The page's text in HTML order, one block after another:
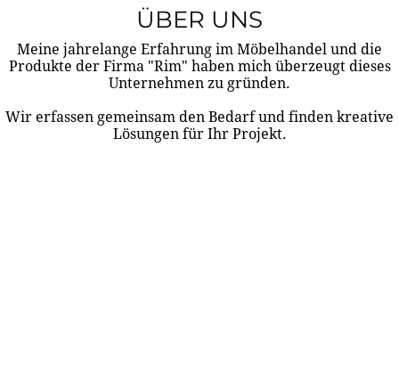
ÜBER UNS
Meine jahrelange Erfahrung im Möbelhandel und die
Produkte der Firma "Rim" haben mich überzeugt dieses
Unternehmen zu gründen.
Wir erfassen gemeinsam den Bedarf und finden kreative
Lösungen für Ihr Projekt.